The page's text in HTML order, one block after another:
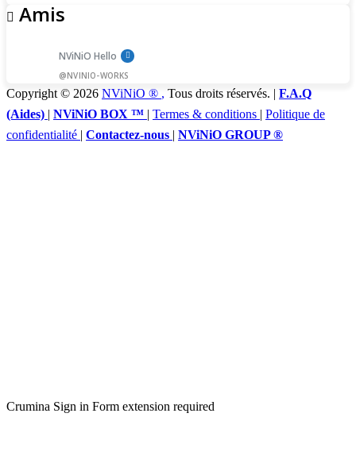
Amis
NViNiO Hello
@NVINIO-WORKS
Copyright © 2026 NViNiO ® , Tous droits réservés. | F.A.Q
(Aides)
NViNiO BOX ™ Termes & conditions
Politique de
confidentialité
Contactez-nous NViNiO GROUP ®
Crumina Sign in Form extension required